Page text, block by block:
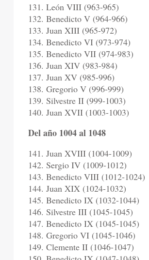
131. León VIII (963-965)
132. Benedicto V (964-966)
133. Juan XIII (965-972)
134. Benedicto VI (973-974)
135. Benedicto VII (974-983)
136. Juan XIV (983-984)
137. Juan XV (985-996)
138. Gregorio V (996-999)
139. Silvestre II (999-1003)
140. Juan XVII (1003-1003)
Del año 1004 al 1048
141. Juan XVIII (1004-1009)
142. Sergio IV (1009-1012)
143. Benedicto VIII (1012-1024)
144. Juan XIX (1024-1032)
145. Benedicto IX (1032-1044)
146. Silvestre III (1045-1045)
147. Benedicto IX (1045-1045)
148. Gregorio VI (1045-1046)
149. Clemente II (1046-1047)